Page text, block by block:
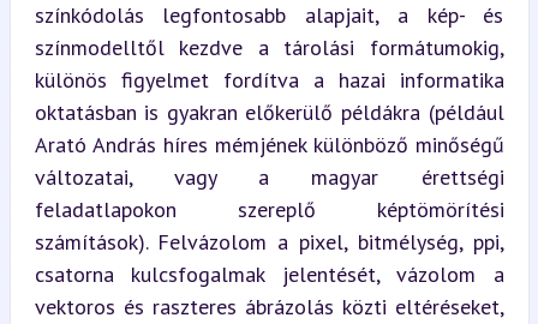
színkódolás legfontosabb alapjait, a kép- és
színmodelltől kezdve a tárolási formátumokig,
különös figyelmet fordítva a hazai informatika
oktatásban is gyakran előkerülő példákra (például
Arató András híres mémjének különböző minőségű
változatai, vagy a magyar érettségi
feladatlapokon szereplő képtömörítési
számítások). Felvázolom a pixel, bitmélység, ppi,
csatorna kulcsfogalmak jelentését, vázolom a
vektoros és raszteres ábrázolás közti eltéréseket,